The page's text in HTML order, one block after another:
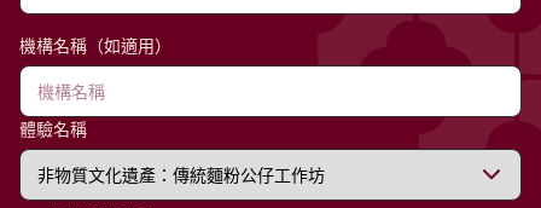
Kong
SAR
China
+852
機構名稱（如適用）
體驗名稱